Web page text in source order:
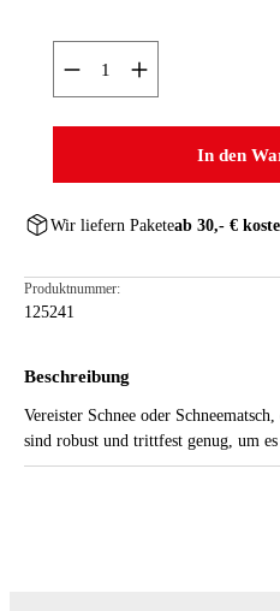
Produkt Anzahl: Gib
In den
Wir liefern Paketeab 30,- €
Produktnummer:
125241
Beschreibung
Vereister Schnee oder
sind robust und trittfest genug, um